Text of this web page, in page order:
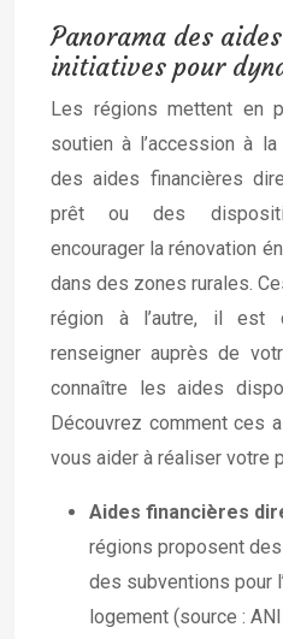
Panorama des
initiatives pour
Les régions mettent en
soutien à l’accession à
des aides financières
prêt ou des
encourager la rénovation
dans des zones rurales.
région à l’autre, il est
renseigner auprès de
connaître les aides
Découvrez comment ces
vous aider à réaliser votre
Aides financières
régions proposent
des subventions pour
logement (source :